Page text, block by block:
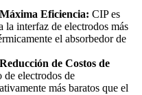
Eficiencia: CIP es
la interfaz de electrodos más
el absorbedor de
de Costos de
de electrodos de
más baratos que el